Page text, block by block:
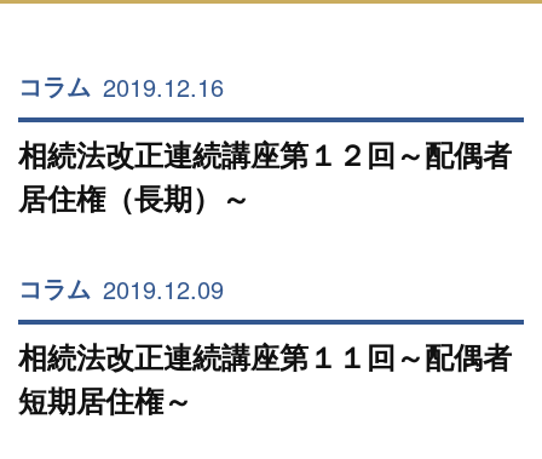
コラム 2019.12.16
相続法改正連続講座第１２回～配偶者
居住権（長期）～
コラム 2019.12.09
相続法改正連続講座第１１回～配偶者
短期居住権～